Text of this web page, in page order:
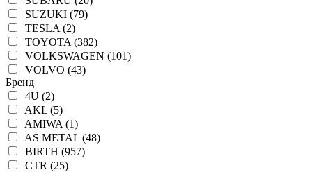
SUZUKI (79)
TESLA (2)
TOYOTA (382)
VOLKSWAGEN (101)
VOLVO (43)
Бренд
4U (2)
AKL (5)
AMIWA (1)
AS METAL (48)
BIRTH (957)
CTR (25)